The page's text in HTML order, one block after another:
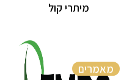
מיתרי קול
מאמרים